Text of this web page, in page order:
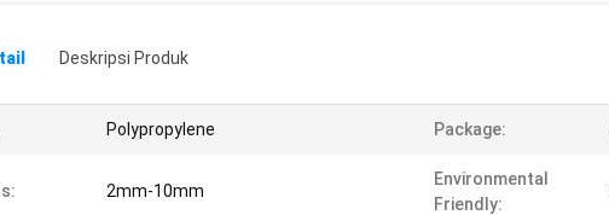
Deskripsi Produk
Polypropylene Package:
2mm-10mm
Environmental
Friendly: